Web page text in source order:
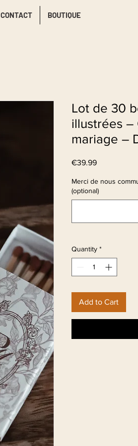
CONTACT BOUTIQUE
Lot de 30
illustrées –
mariage –
€39.99Price
Merci de nous
(optional)
Quantity *
Add to Cart